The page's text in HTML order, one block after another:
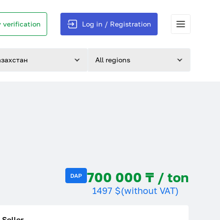
verification Log in / Registration
All regions
DAP 700 000 ₸ / ton
1497 $(without VAT)